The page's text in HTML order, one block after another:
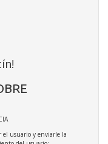
el usuario y enviarle la